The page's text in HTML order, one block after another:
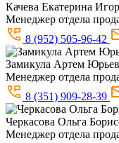
Качева Екатерина
Менеджер отдела
8 (952) 505-96-42
Замикула Артем
Менеджер отдела
8 (351) 909-28-39
Черкасова Ольга
Менеджер отдела